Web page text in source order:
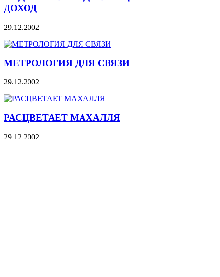
ДОХОД
29.12.2002
МЕТРОЛОГИЯ ДЛЯ СВЯЗИ
29.12.2002
РАСЦВЕТАЕТ МАХАЛЛЯ
29.12.2002